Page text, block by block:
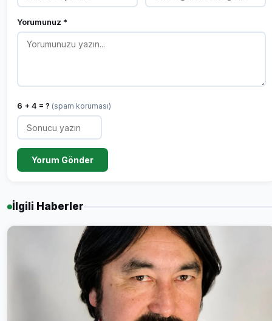
Yorumunuz *
6 + 4 = ? (spam koruması)
Yorum Gönder
İlgili Haberler